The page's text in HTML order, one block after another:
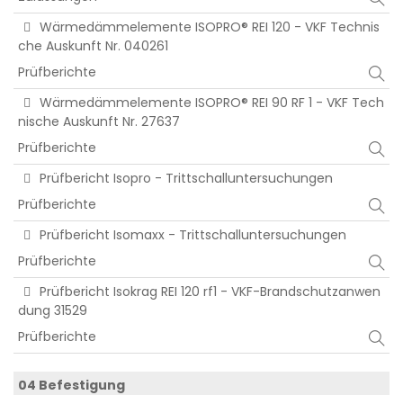
Wärmedämmelemente ISOPRO® REI 120 - VKF Technis
che Auskunft Nr. 040261
Prüfberichte
Wärmedämmelemente ISOPRO® REI 90 RF 1 - VKF Tech
nische Auskunft Nr. 27637
Prüfberichte
Prüfbericht Isopro - Trittschalluntersuchungen
Prüfberichte
Prüfbericht Isomaxx - Trittschalluntersuchungen
Prüfberichte
Prüfbericht Isokrag REI 120 rf1 - VKF-Brandschutzanwen
dung 31529
Prüfberichte
04 Befestigung